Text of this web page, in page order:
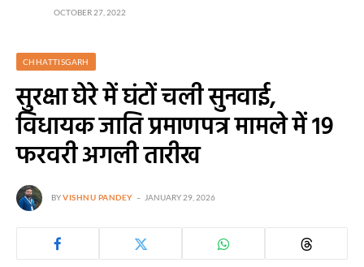
OCTOBER 27, 2022
CHHATTISGARH
सुरक्षा घेरे में घंटों चली सुनवाई,
विधायक जाति प्रमाणपत्र मामले में 19
फरवरी अगली तारीख
BYVISHNU PANDEY JANUARY 29, 2026